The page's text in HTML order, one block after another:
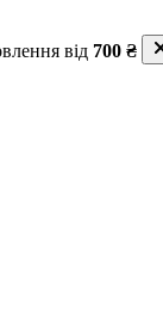
від 700 ₴